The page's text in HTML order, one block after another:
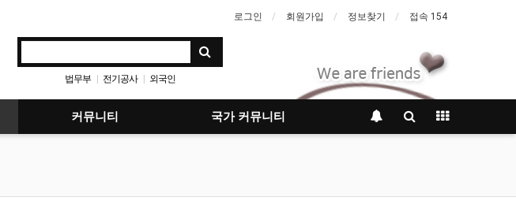
로그인 회원가입 정보찾기 접속 154
법무부 전기공사 외국인
커뮤니티 국가 커뮤니티